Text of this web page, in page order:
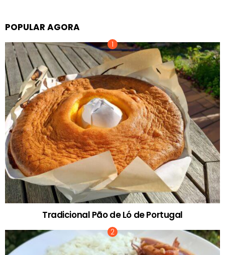
POPULAR AGORA
Tradicional Pão de Ló de Portugal